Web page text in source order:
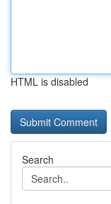
HTML is disabled
Search